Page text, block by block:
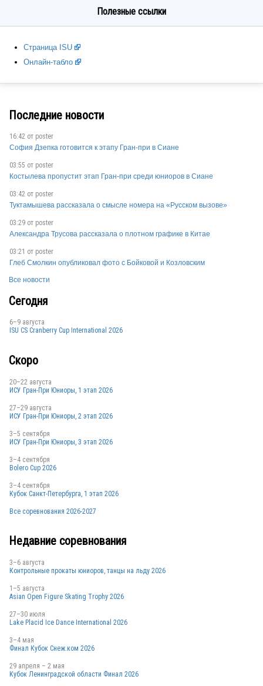
FRA
FRA
RSA
FRA
ITA
FRA
Полезные ссылки
Страница ISU
Онлайн-табло
Последние новости
16:42 от poster
София Дзепка готовится к этапу Гран-при в Сиане
03:55 от poster
Костылева пропустит этап Гран-при среди юниоров в Сиане
03:42 от poster
Туктамышева рассказала о смысле номера на «Русском вызове»
03:29 от poster
Александра Трусова рассказала о плотном графике в Китае
03:21 от poster
Глеб Смолкин опубликовал фото с Бойковой и Козловским
Все новости
Сегодня
6–9 августа
ISU CS Cranberry Cup International 2026
Скоро
20–22 августа
ИСУ Гран-При Юниоры, 1 этап 2026
27–29 августа
ИСУ Гран-При Юниоры, 2 этап 2026
3–5 сентября
ИСУ Гран-При Юниоры, 3 этап 2026
3–4 сентября
Bolero Cup 2026
3–4 сентября
Кубок Санкт-Петербурга, 1 этап 2026
Все соревнования 2026-2027
Недавние соревнования
3–6 августа
Контрольные прокаты юниоров, танцы на льду 2026
1–5 августа
Asian Open Figure Skating Trophy 2026
27–30 июля
Lake Placid Ice Dance International 2026
3–4 мая
Финал Кубок Снеж.ком 2026
29 апреля – 2 мая
Кубок Ленинградской области Финал 2026